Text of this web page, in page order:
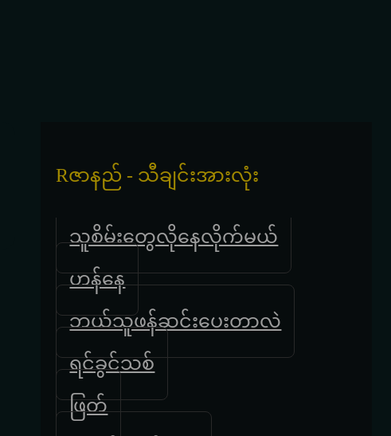
Rဇာနည် - သီချင်းအားလုံး
သူစိမ်းတွေလိုနေလိုက်မယ်
ဟန်နေ
ဘယ်သူဖန်ဆင်းပေးတာလဲ
ရင်ခွင်သစ်
ဖြတ်